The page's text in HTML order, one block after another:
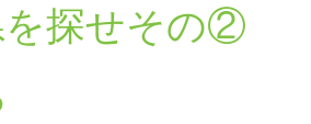
を探せその②